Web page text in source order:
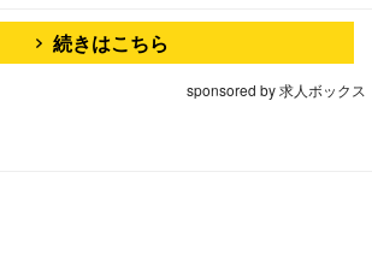
続きはこちら
sponsored by 求人ボックス